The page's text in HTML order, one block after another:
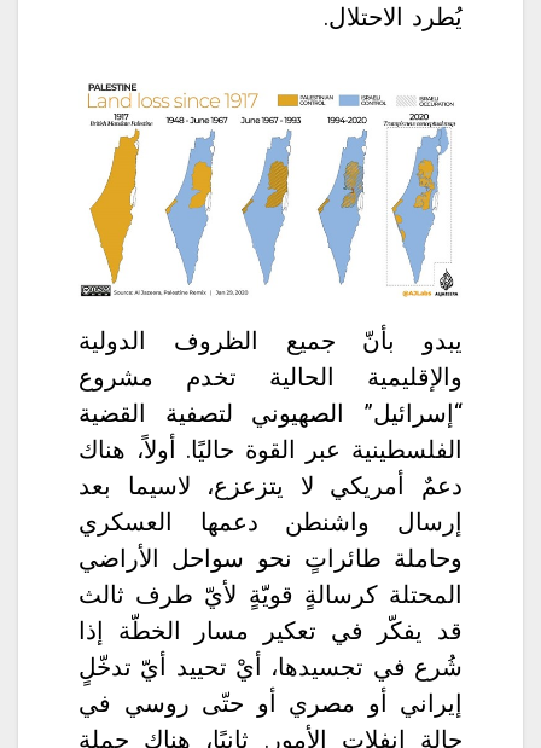
يُطرد الاحتلال.
يبدو بأنّ جميع الظروف الدولية
والإقليمية الحالية تخدم مشروع
“إسرائيل” الصهيوني لتصفية القضية
الفلسطينية عبر القوة حاليًا. أولاً، هناك
دعمٌ أمريكي لا يتزعزع، لاسيما بعد
إرسال واشنطن دعمها العسكري
وحاملة طائراتٍ نحو سواحل الأراضي
المحتلة كرسالةٍ قويّةٍ لأيّ طرف ثالث
قد يفكّر في تعكير مسار الخطّة إذا
شُرع في تجسيدها، أيْ تحييد أيّ تدخّلٍ
إيراني أو مصري أو حتّى روسي في
حالة انفلات الأمور. ثانيًا، هناك حملة